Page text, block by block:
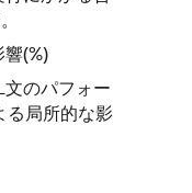
(%)
文のパフォー
る局所的な影